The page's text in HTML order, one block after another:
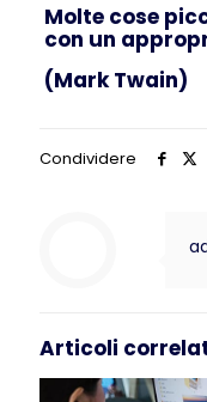
Molte cose
con un
(Mark Twain)
Condividere
Articoli